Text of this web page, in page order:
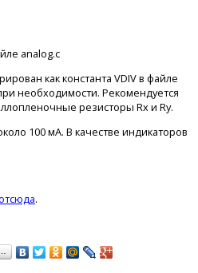
analog.c
как константа VDIV в файле
необходимости. Рекомендуется
резисторы Rx и Ry.
100 мА. В качестве индикаторов
.